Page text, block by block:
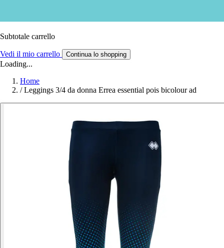
Subtotale carrello
Vedi il mio carrello Continua lo shopping
Loading...
Home
/ Leggings 3/4 da donna Errea essential pois bicolour ad